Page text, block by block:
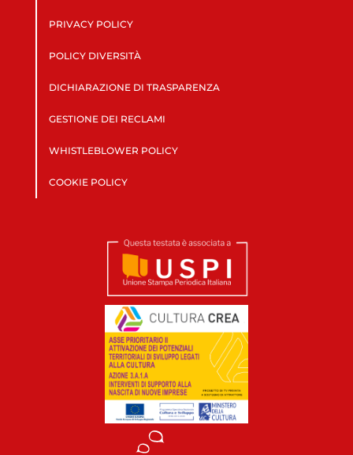
PRIVACY POLICY
POLICY DIVERSITÀ
DICHIARAZIONE DI TRASPARENZA
GESTIONE DEI RECLAMI
WHISTLEBLOWER POLICY
COOKIE POLICY